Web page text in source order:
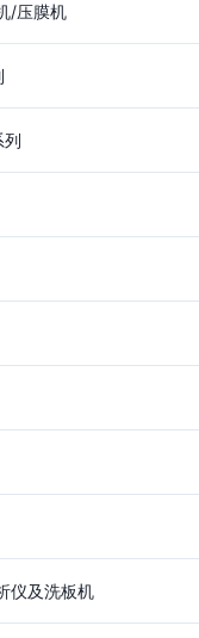
/压膜机
列
仪及洗板机